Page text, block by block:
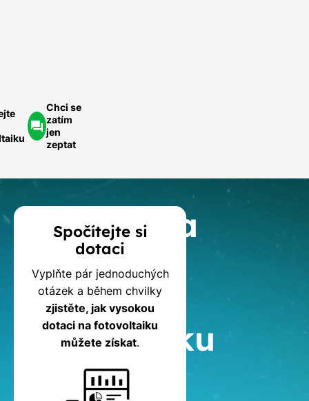
Chci se
zatím
jen
zeptat
Kalkulačka
dotací
na
fotovoltaiku
Spočítejte si
dotaci
Vyplňte pár jednoduchých
otázek a během chvilky
zjistěte, jak vysokou
dotaci na fotovoltaiku
můžete získat.